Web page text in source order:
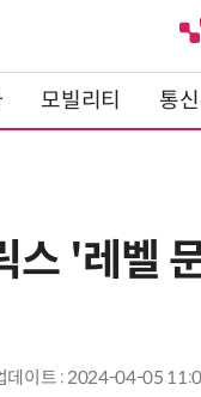
모빌리티 통신
스 '레벨
데이트 : 2024-04-05